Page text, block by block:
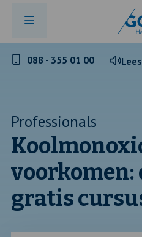
Telefoonnummer
088 - 355 01 00
Professionals
voorkomen:
gratis